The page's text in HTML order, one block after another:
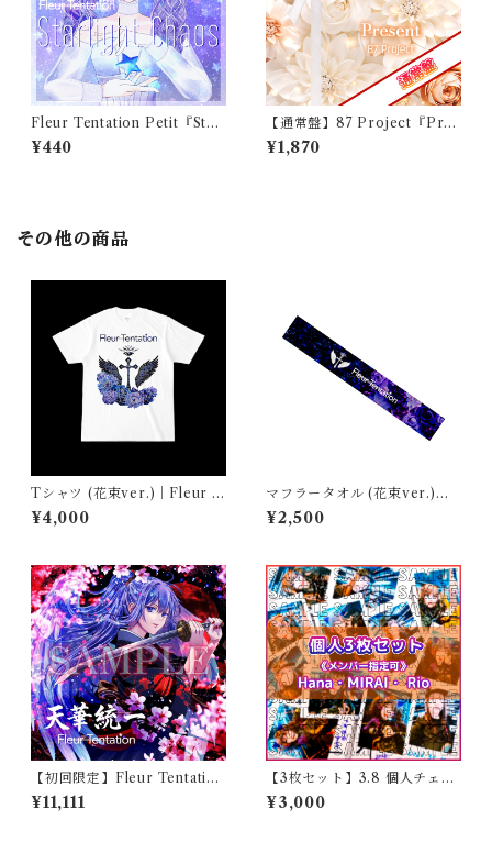
Fleur Tentation Petit『Starl
ight Chaos』
¥440
【通常盤】87 Project『Pres
ent』特典・サイン付きCD
¥1,870
その他の商品
Tシャツ (花束ver.)｜Fleur T
entation
¥4,000
マフラータオル (花束ver.)｜F
leur Tentation
¥2,500
【初回限定】Fleur Tentation
1st Single『天華統一』【スペ
シャルセット】
¥11,111
【3枚セット】3.8 個人チェキ
｜メンバー指定可能
¥3,000